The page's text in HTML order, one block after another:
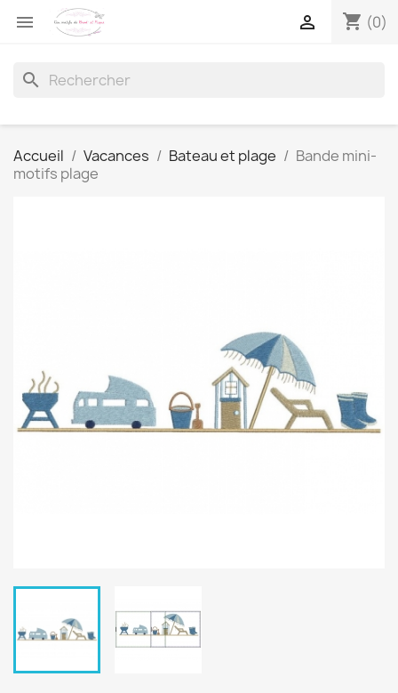
 shopping_cart (0)

search
Accueil Vacances Bateau et plage
Bande mini-
motifs plage